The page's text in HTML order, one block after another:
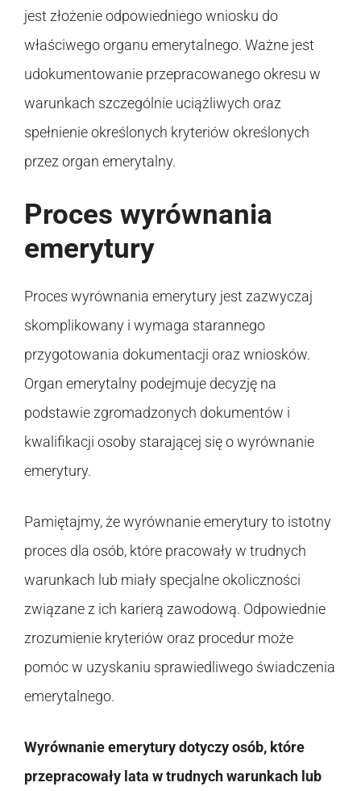
jest złożenie odpowiedniego wniosku do
właściwego organu emerytalnego. Ważne jest
udokumentowanie przepracowanego okresu w
warunkach szczególnie uciążliwych oraz
spełnienie określonych kryteriów określonych
przez organ emerytalny.
Proces wyrównania
emerytury
Proces wyrównania emerytury jest zazwyczaj
skomplikowany i wymaga starannego
przygotowania dokumentacji oraz wniosków.
Organ emerytalny podejmuje decyzję na
podstawie zgromadzonych dokumentów i
kwalifikacji osoby starającej się o wyrównanie
emerytury.
Pamiętajmy, że wyrównanie emerytury to istotny
proces dla osób, które pracowały w trudnych
warunkach lub miały specjalne okoliczności
związane z ich karierą zawodową. Odpowiednie
zrozumienie kryteriów oraz procedur może
pomóc w uzyskaniu sprawiedliwego świadczenia
emerytalnego.
Wyrównanie emerytury dotyczy osób, które
przepracowały lata w trudnych warunkach lub